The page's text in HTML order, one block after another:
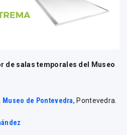
de salas temporales del Museo
Museo de Pontevedra, Pontevedra.